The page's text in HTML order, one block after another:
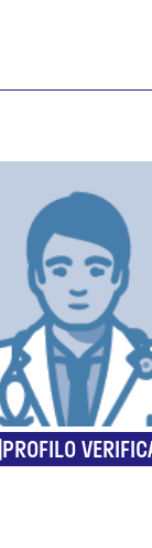
PROFILO